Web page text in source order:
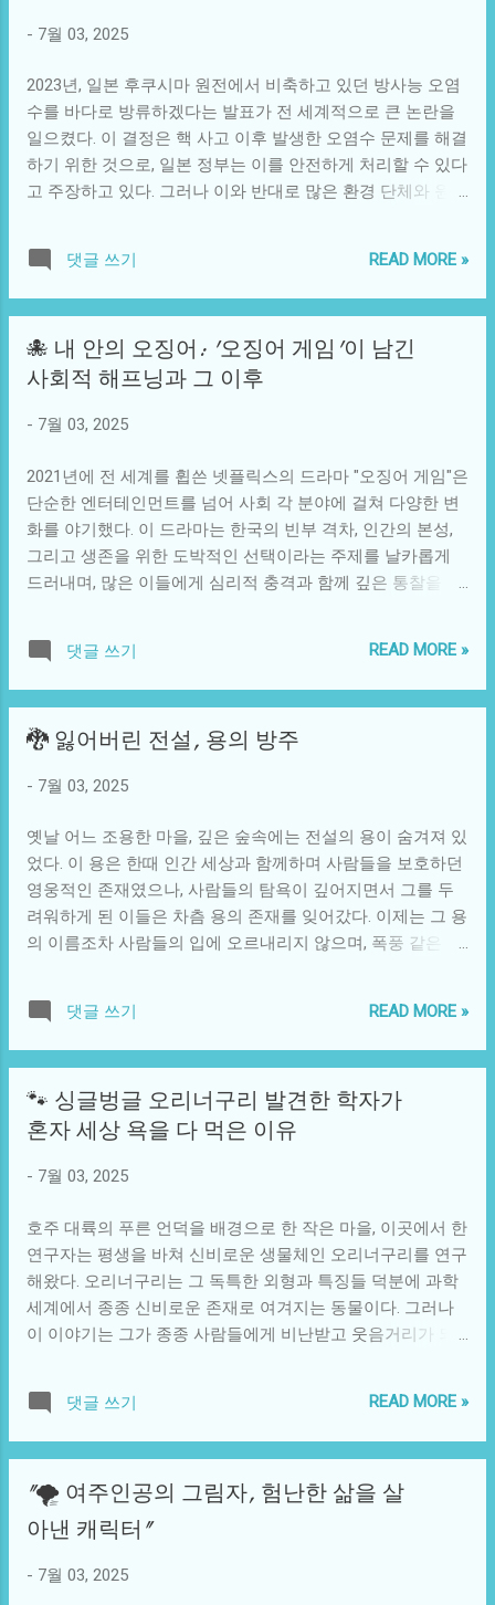
감정으로 얽힐 수밖에 없었다. 사회적 불안 이외에도 당시 기
면서 정보가 빠르게 퍼졌다...
견이 뒤섞여 복잡하게 얽혀 있는 경우가 많아 여론이 크게 나
가진 정보를 더 신뢰하게 되고, 이는 여론을 더욱 극단적으로
만들어 간다. 결과적으로, 사회는 논쟁과 분열로 이어지기 쉽
다. 문화적 맥락에서도 불완전한 진실은 그 모습을 드러낸다.
예를 들어, 영화나 드라마에서의 이야기 전개는 종종 현실을
반영하지만, 그 진실은 극복할 수 없는 완벽함에서 멀어져 있
제공하지만, 그 과정에서 사람들은 실제 사회의 복잡함이나
두드러진다. 소셜 미디어의 발전은 정보의 소비 방식에 변화
작용할 수 있다. 논리적 가정과 상상을 통해 우리는 더욱 흥미
로운 이야기를 만들어낼 수 있다. 만약 인간이 모든 사실의 진
진실만을 기반으로 행동하지만, 그 과정에서의 선택의 자유
지에 ...
- 7월 03, 2025
2023년, 일본 후쿠시마 원전에서 비축하고 있던 방사능 오염
수를 바다로 방류하겠다는 발표가 전 세계적으로 큰 논란을
일으켰다. 이 결정은 핵 사고 이후 발생한 오염수 문제를 해결
하기 위한 것으로, 일본 정부는 이를 안전하게 처리할 수 있다
고 주장하고 있다. 그러나 이와 반대로 많은 환경 단체와 원주
에 대해 경고하고 있다. 이 글에서는 후쿠시마 오염수 방류의
기본 개요, 사회적 반응, 그리고 우리 사회에 미치는 영향을
조망해 보고자 한다. 후쿠시마 원전 사고는 2011년 동일본 대
원자로의 냉각 시스템이 마비되었고, 방사능 물질이 대량으
로 유출되었다. 사고 이후 일본 정부는 방사능 오염수를 저장
이르렀다. 그래서 일본 정부는 방사를 줄이기 위해 해양으로
능 농도를 세계 기준 이하로 낮출 계획이라는 주장하지만, 과
연 그 주장이 얼마나 신뢰할 수 있는지는 의문이다. 이 결정은
단순히 일본 내 문제로 국한되지 않는다. 일본의 해양 방류로
인해 발생할 수 있는 생태계의 변화는 인근 국가들에게도 영
향을 미칠 것이다. 한국, 중국, 러시아 등 주변 국가들은 물론,
본의 해안에 서식하는 해양 생물들이 방사능 물질에 의해 오
염된다면, 그 생물들을 섭취하는 인근 국가의 주민들 또한 위
험에 처할 가능성이 크다. 이러한 사회적 우려는 단순한 환경
술적인 측면에서도 이 방류 결정은 논란이 되고 있다. 방사능
물질은 매우 미세해 완벽한 정화가 불가능하다는 주장이 설
되었는지에 대한 투명성이 부족하고, 민간 전문가들조차도
정화과정의 신뢰성에 의문을 제기하는 상황이다. 이처럼 오...
댓글 쓰기 READ MORE »
🐙 내 안의 오징어: '오징어 게임'이 남긴
사회적 해프닝과 그 이후
- 7월 03, 2025
2021년에 전 세계를 휩쓴 넷플릭스의 드라마 "오징어 게임"은
단순한 엔터테인먼트를 넘어 사회 각 분야에 걸쳐 다양한 변
화를 야기했다. 이 드라마는 한국의 빈부 격차, 인간의 본성,
그리고 생존을 위한 도박적인 선택이라는 주제를 날카롭게
드러내며, 많은 이들에게 심리적 충격과 함께 깊은 통찰을 남
현실 세계에서도 발생한 여러 사건들이 우리 사회의 이면을
비추고 있다. 오징어 게임의 소재는 개인의 생존과 게임이라
문을 던진다. 이 드라마에서는 다양한 삶의 배경을 가진 인물
은 생존을 위해 비극적인 선택을 하게 되며, 자칫 인간성을 잃
사회적 맥락 속에서 많은 이들이 느끼는 불안과 고립감이 드
라마의 성공과 맞물려 고조된 것이다. 드라마의 폭발적인 인
기 이후, '오징어 게임'은 지역 사회의 문화 행사로도 확장되
어갔다. 실제로 한국 각지에서는 오징어 게임의 각종 게임을
모티프로 한 다양한 이벤트가 열렸다. 이런 현상은 그 자체로
유형의 문화 콘텐츠가 제공되었기 때문이다. 그러나 그 이면
진 비슷한 형태의 실험이나 다소 폭력적인 경향의 활동들이
나타나는 부작용을 낳기도 했다. 드라마 '오징어 게임'은 단순
한 픽션이 아닌, 실제 사회에서 발생한 문제를 상징적으로 드
는지를 보여준다. 예를 들어, 청년 층에서의 일자리 불안이나
경쟁 심화...
댓글 쓰기 READ MORE »
🐉 잃어버린 전설, 용의 방주
- 7월 03, 2025
옛날 어느 조용한 마을, 깊은 숲속에는 전설의 용이 숨겨져 있
었다. 이 용은 한때 인간 세상과 함께하며 사람들을 보호하던
영웅적인 존재였으나, 사람들의 탐욕이 깊어지면서 그를 두
려워하게 된 이들은 차츰 용의 존재를 잊어갔다. 이제는 그 용
의 이름조차 사람들의 입에 오르내리지 않으며, 폭풍 같은 과
름날 다시 깨어났다. 수천 년 동안 용이 살던 숲, 그 안에는 신
비한 방주가 숨겨져 있었다. 방주는 물과 공기를 제어하며, 용
이 살았던 모든 비밀을 간직하고 있었다. 누구나 이 방주에 접
된다. 그의 이름은 준호였다. 준호는 역사와 전설에 대한 탐구
심이 강한 청년으로, 우연히 발견한 방주 앞에서 경이로운 기
개의 드래곤 머리가 새겨져 있었다. 준호는 방주의 문을 열기
한다. 방주 속에 들어서자 그는 상상 이상의 세계를 마주하게
된다. 방주는 고대의 문자가 적힌 벽과 함께 다양한 드래곤의
형상과 함께 비밀의 방들로 가득 차 있었다. 하지만 그곳에서
준호는 두려운 사실을 알게 되었다—방주는 단순한 용의 보금
자리가 아닌, 수천 년 동안 이용되어온 하나의 핵심적인 에너
형을 유지하는 데 필수적이었다. 그가 방주에 들어간 날, 우연
히 방주에 잠들어 있던 용과의 만남이 이루어졌다. 용은 준호
를 경계하며 다가왔고, 그의 존재와 방주에 대한 역사, 그리고
욕이 자원을 착복하게 만들었고, 자신이 이를 지키기 위해 숨
어 지내야만 했다고 말했다. 준호는 꺾이지 않고 오히려 이 도
준호는 용이 진정으로 사람들을 보호하고 함께 나아갈 방법
댓글 쓰기 READ MORE »
🐾 싱글벙글 오리너구리 발견한 학자가
혼자 세상 욕을 다 먹은 이유
- 7월 03, 2025
호주 대륙의 푸른 언덕을 배경으로 한 작은 마을, 이곳에서 한
연구자는 평생을 바쳐 신비로운 생물체인 오리너구리를 연구
해왔다. 오리너구리는 그 독특한 외형과 특징들 덕분에 과학
세계에서 종종 신비로운 존재로 여겨지는 동물이다. 그러나
이 이야기는 그가 종종 사람들에게 비난받고 웃음거리가 되
알을 낳는 포유류인 단공류의 일종이다. 그 모습은 다리, 부
리, 그리고 털로 덮인 몸의 조합으로 인해 매우 기묘하다. 이
해왔다. 연구자의 아버지는 그가 어릴 적부터 자연을 사랑하
도록 가르쳤고, 그때부터 그는 오리너구리를 탐구하는 데에
모든 열정을 쏟았다. 그의 연구 결과는 당시 과학계에 신선한
충격을 주었으며, 많은 이들은 그를 찬양했다. 그러나 그의 연
댓글 쓰기 READ MORE »
"🌪️ 여주인공의 그림자, 험난한 삶을 살
아낸 캐릭터"
- 7월 03, 2025